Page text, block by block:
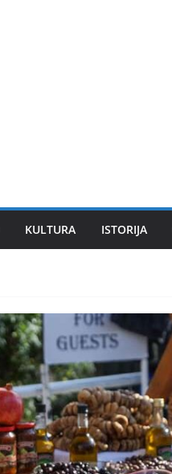
KULTURA ISTORIJA